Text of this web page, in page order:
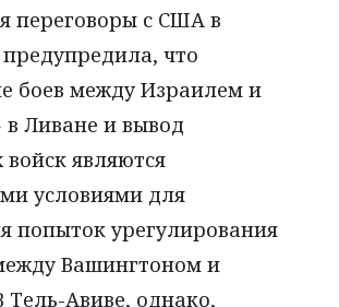
переговоры с США в
что
боев между Израилем и
в Ливане и вывод
являются
условиями для
попыток урегулирования
Вашингтоном и
Тель-Авиве, однако,